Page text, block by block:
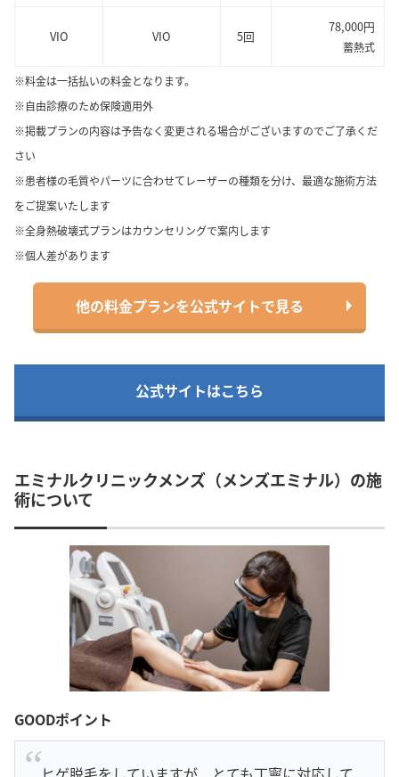
VIO VIO 5回
78,000円
蓄熱式
※料金は一括払いの料金となります。
※自由診療のため保険適用外
※掲載プランの内容は予告なく変更される場合がございますのでご了承くだ
さい
※患者様の毛質やパーツに合わせてレーザーの種類を分け、最適な施術方法
をご提案いたします
※全身熱破壊式プランはカウンセリングで案内します
※個人差があります
他の料金プランを公式サイトで見る
公式サイトはこちら
エミナルクリニックメンズ（メンズエミナル）の施
術について
GOODポイント